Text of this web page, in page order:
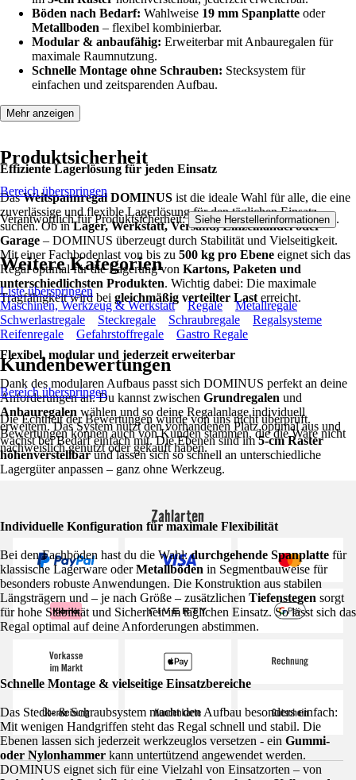
Böden nach Bedarf: Wahlweise 19 mm Spanplatte oder
Metallboden – flexibel kombinierbar.
Modular & anbaufähig: Erweiterbar mit Anbauregalen für
maximale Raumnutzung.
Schnelle Montage ohne Schrauben: Stecksystem für
einfachen und zeitsparenden Aufbau.
Effiziente Lagerlösung für jeden Einsatz
DasWeitspannregal DOMINUS ist die ideale Wahl für alle, die eine
zuverlässige und flexible Lagerlösung für den täglichen Einsatz
suchen. Ob inLager, Werkstatt, Versand, Einzelhandel oder
Garage – DOMINUS überzeugt durch Stabilität und Vielseitigkeit.
Mit einer Fachbodenlast von bis zu 500 kg pro Ebene eignet sich das
Regal optimal für die Lagerung von Kartons, Paketen und
unterschiedlichsten Produkten. Wichtig dabei: Die maximale
Tragfähigkeit wird bei gleichmäßig verteilter Last erreicht.
Flexibel, modular und jederzeit erweiterbar
Dank des modularen Aufbaus passt sich DOMINUS perfekt an deine
Anforderungen an. Du kannst zwischen Grundregalen und
Anbauregalen wählen und so deine Regalanlage individuell
erweitern. Das System nutzt den vorhandenen Platz optimal aus und
wächst bei Bedarf einfach mit. Die Ebenen sind im5-cm Raster
höhenverstellbarund lassen sich so schnell an unterschiedliche
Lagergüter anpassen – ganz ohne Werkzeug.
Individuelle Konfiguration für maximale Flexibilität
Bei den Fachböden hast du die Wahl:durchgehende Spanplatte für
klassische Lagerware oderMetallböden in Segmentbauweise für
besonders robuste Anwendungen. Die Konstruktion aus stabilen
Längsträgern und – je nach Größe – zusätzlichen Tiefenstegen sorgt
für hohe Stabilität und Sicherheit im täglichen Einsatz. So lässt sich das
Regal optimal auf deine Anforderungen abstimmen.
Schnelle Montage & vielseitige Einsatzbereiche
Das Steck- & Schraubsystem macht den Aufbau besonders einfach:
Mit wenigen Handgriffen steht das Regal schnell und stabil. Die
Ebenen lassen sich jederzeit werkzeuglos versetzen - ein Gummi-
oder Nylonhammer kann untertützend angewendet werden.
DOMINUS eignet sich für eine Vielzahl von Einsatzorten – von
Mehr anzeigen
Produktsicherheit
Bereich überspringen
Verantwortlich für Produktsicherheit: Siehe Herstellerinformationen .
Weitere Kategorien
Liste überspringen
Maschinen, Werkzeug & Werkstatt
Regale
Metallregale
Schwerlastregale
Steckregale Schraubregale
Regalsysteme
Reifenregale
Gefahrstoffregale Gastro Regale
Kundenbewertungen
Bereich überspringen
Die Echtheit der Bewertungen wurde von uns nicht überprüft.
Bewertungen können auch von Kunden stammen, die die Ware nicht
nachweislich genutzt oder gekauft haben.
Zahlarten